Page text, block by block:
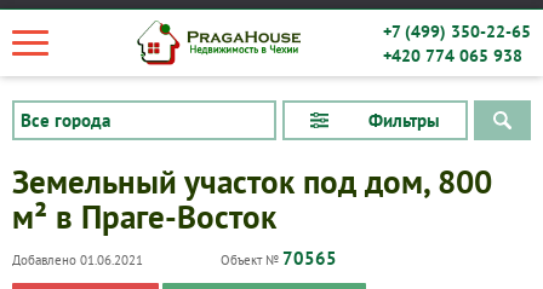
+7 (499) 350-22-65
+420 774 065 938
Фильтры
Земельный участок под дом, 800
м² в Праге-Восток
Добавлено 01.06.2021 Объект № 70565